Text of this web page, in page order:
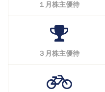
１月株主優待
３月株主優待